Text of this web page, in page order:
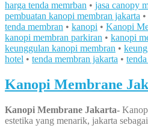
harga tenda memrban • jasa canopy
pembuatan kanopi membran jakarta •
tenda membran • kanopi • Kanopi
kanopi membran parkiran • kanopi
keunggulan kanopi membran •
hotel • tenda membran jakarta •
Kanopi Membrane
Kanopi Membrane Jakarta-
estetika yang menarik, jakarta